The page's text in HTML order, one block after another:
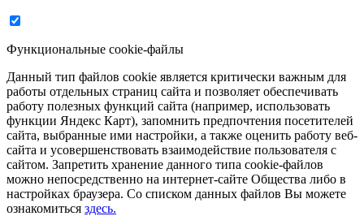
Функциональные cookie-файлы
Данный тип файлов cookie является критически важным для
работы отдельных страниц сайта и позволяет обеспечивать
работу полезных функций сайта (например, использовать
функции Яндекс Карт), запомнить предпочтения посетителей
сайта, выбранные ими настройки, а также оценить работу веб-
сайта и усовершенствовать взаимодействие пользователя с
сайтом. Запретить хранение данного типа cookie-файлов
можно непосредственно на интернет-сайте Общества либо в
настройках браузера. Со списком данных файлов Вы можете
ознакомиться здесь.